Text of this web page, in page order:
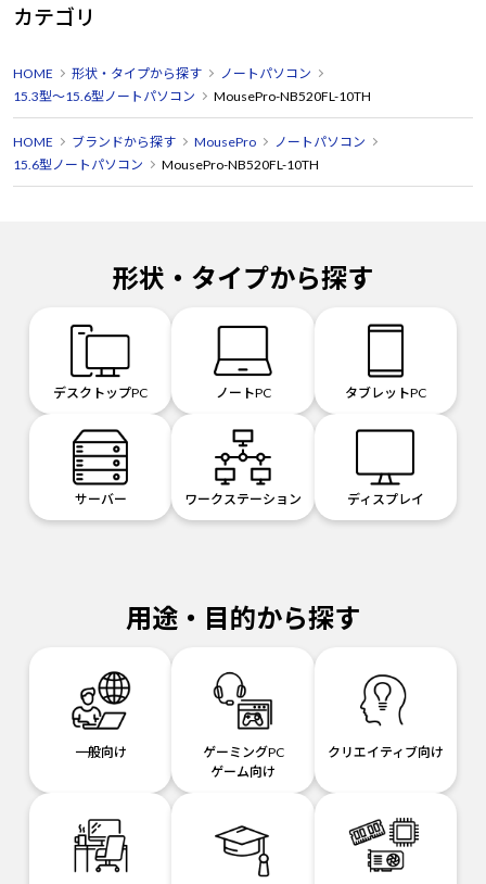
カテゴリ
HOME 形状・タイプから探す
ノートパソコン
15.3型～15.6型ノートパソコン
MousePro-NB520FL-10TH
HOME ブランドから探す MousePro
ノートパソコン
15.6型ノートパソコン
MousePro-NB520FL-10TH
形状・タイプから探す
デスクトップPC ノートPC タブレットPC
サーバー ワークステーション ディスプレイ
用途・目的から探す
一般向け
ゲーミングPC
ゲーム向け
クリエイティブ向け